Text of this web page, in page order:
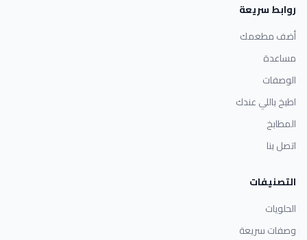
روابط سريعة
أضف مطعمك
مساعدة
الوصفات
اطبخ باللي عندك
المطابخ
اتصل بنا
التصنيفات
الحلويات
وصفات سريعة